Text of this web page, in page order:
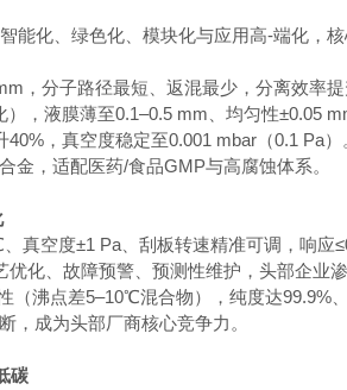
能化、绿色化、模块化与应用高-端化，
，分子路径最短、返混最少，分离效率
，液膜薄至0.1–0.5 mm、均匀性±0.05
，真空度稳定至0.001 mbar（0.1 Pa）
金，适配医药/食品GMP与高腐蚀体系。
真空度±1 Pa、刮板转速精准可调，响应
化、故障预警、预测性维护，头部企业渗
（沸点差5–10℃混合物），纯度达99.9%
，成为头部厂商核心竞争力。
碳